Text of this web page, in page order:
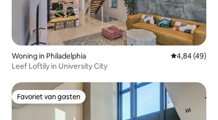
Woning in Philadelphia Gemiddelde
4,84 (49)
Leef Loftily in University City
Favoriet van gasten
Favoriet van gasten